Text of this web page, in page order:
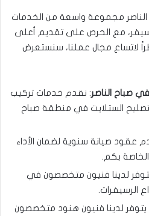
مجموعة واسعة من الخدمات
مع الحرص على تقديم أعلى
لاتساع مجال عملنا، سنستعرض
صباح الناصر: نقدم خدمات تركيب
تصليح الستلايت في منطقة صباح
عقود صيانة سنوية لضمان الأداء
الخاصة بكم.
لدينا فنيون متخصصون في
الرسيفرات.
يتوفر لدينا فنيون هنود متخصصون